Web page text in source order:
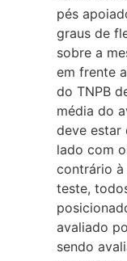
pés
graus de
sobre a
em frente
do TNPB
média do
deve estar
lado com
contrário à
teste,
avaliado
sendo